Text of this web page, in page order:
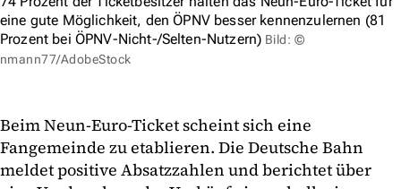
eine gute Möglichkeit, den ÖPNV besser kennenzulernen (81
Prozent bei ÖPNV-Nicht-/Selten-Nutzern) Bild: ©
nmann77/AdobeStock
Beim Neun-Euro-Ticket scheint sich eine
Fangemeinde zu etablieren. Die Deutsche Bahn
meldet positive Absatzzahlen und berichtet über